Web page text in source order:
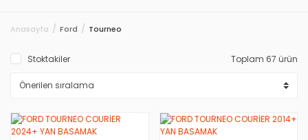
Anasayfa Ford Tourneo
Stoktakiler Toplam 67 ürün